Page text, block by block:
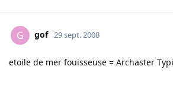
G gof 29 sept. 2008
etoile de mer fouisseuse = Archaster